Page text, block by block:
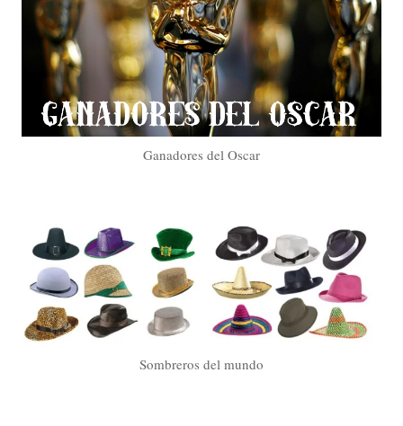
Ganadores del Oscar
Sombreros del mundo